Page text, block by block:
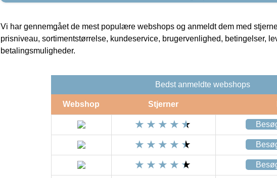
Vi har gennemgået de mest populære webshops og anmeldt dem med
prisniveau, sortimentstørrelse, kundeservice, brugervenlighed, betingelser,
betalingsmuligheder.
Bedst anmeldte webshops
Webshop Stjerner